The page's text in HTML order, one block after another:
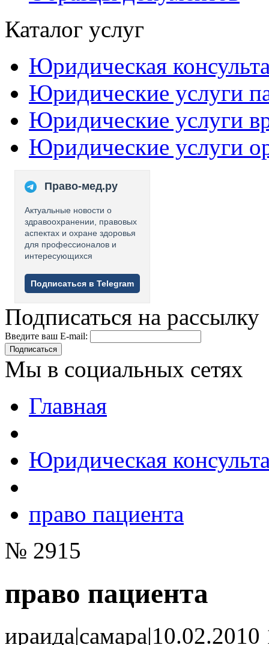
Каталог услуг
Юридическая
Юридические услуги
Юридические услуги
Юридические услуги
Право-мед.ру
Актуальные новости о
здравоохранении, правовых
аспектах и охране здоровья
для профессионалов и
интересующихся
Подписаться в Telegram
Подписаться на рассылку
Введите ваш E-mail:
Подписаться
Мы в социальных сетях
Главная
Юридическая
право пациента
№ 2915
право пациента
ираида|самара|10.02.2010